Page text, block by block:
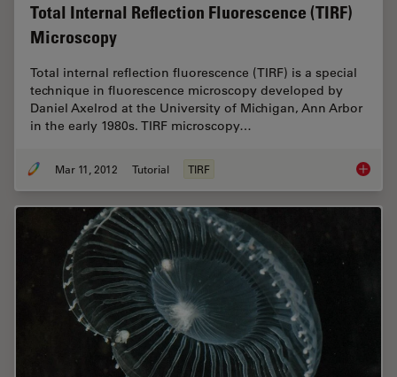
Total Internal Reflection Fluorescence (TIRF)
Microscopy
Total internal reflection fluorescence (TIRF) is a special
technique in fluorescence microscopy developed by
Daniel Axelrod at the University of Michigan, Ann Arbor
in the early 1980s. TIRF microscopy…
Mar 11, 2012 Tutorial TIRF Total